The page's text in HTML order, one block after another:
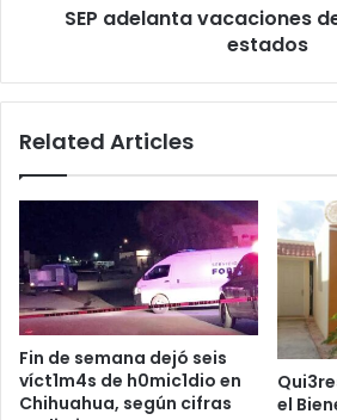
SEP adelanta vacaciones
estados
Related Articles
Fin de semana dejó seis
víct1m4s de h0mic1dio en
Chihuahua, según cifras
el